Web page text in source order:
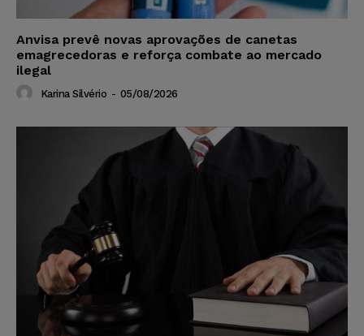
Anvisa prevê novas aprovações de canetas
emagrecedoras e reforça combate ao mercado
ilegal
Karina Silvério - 05/08/2026